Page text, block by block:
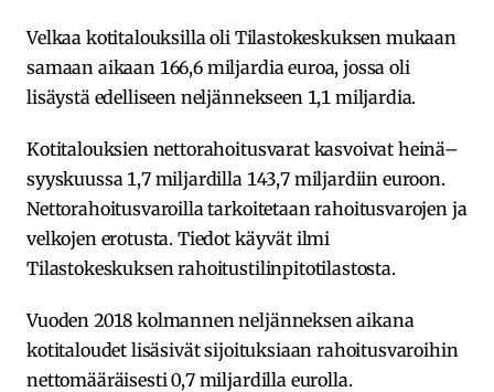
Velkaa kotitalouksilla oli Tilastokeskuksen mukaan
samaan aikaan 166,6 miljardia euroa, jossa oli
lisäystä edelliseen neljännekseen 1,1 miljardia.
Kotitalouksien nettorahoitusvarat kasvoivat heinä–
syyskuussa 1,7 miljardilla 143,7 miljardiin euroon.
Nettorahoitusvaroilla tarkoitetaan rahoitusvarojen ja
velkojen erotusta. Tiedot käyvät ilmi
Tilastokeskuksen rahoitustilinpitotilastosta.
Vuoden 2018 kolmannen neljänneksen aikana
kotitaloudet lisäsivät sijoituksiaan rahoitusvaroihin
nettomääräisesti 0,7 miljardilla eurolla.